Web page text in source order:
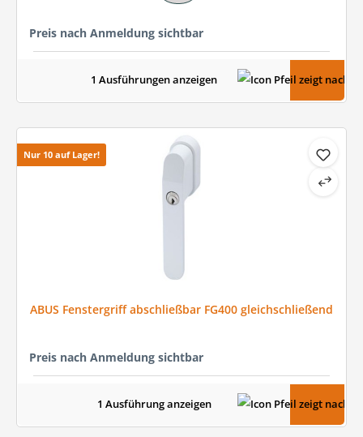
Preis nach Anmeldung sichtbar
1 Ausführungen anzeigen
Nur 10 auf Lager!
ABUS Fenstergriff abschließbar FG400 gleichschließend
Preis nach Anmeldung sichtbar
1 Ausführung anzeigen